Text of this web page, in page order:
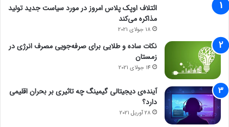
ائتلاف اوپک پلاس امروز در مورد سیاست جدید تولید
مذاکره می‌کند
18 جولای 2021
نکات ساده و طلایی برای صرفه‌جویی مصرف انرژی در
زمستان
14 جولای 2021
آینده‌ی دیجیتالی گیمینگ چه تاثیری بر بحران اقلیمی
دارد؟
28 آوریل 2021